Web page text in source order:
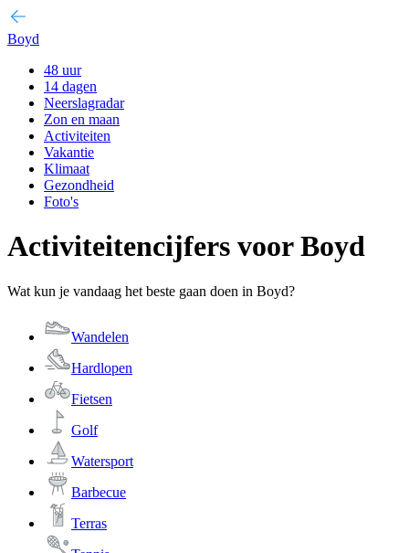
Boyd
48 uur
14 dagen
Neerslagradar
Zon en maan
Activiteiten
Vakantie
Klimaat
Gezondheid
Foto's
Activiteitencijfers voor Boyd
Wat kun je vandaag het beste gaan doen in Boyd?
Wandelen
Hardlopen
Fietsen
Golf
Watersport
Barbecue
Terras